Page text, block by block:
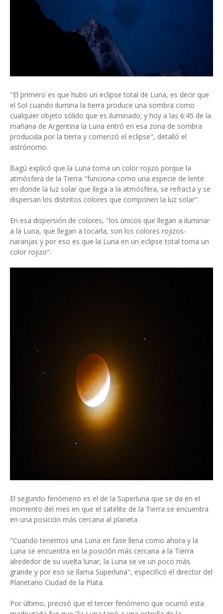
"El primero es que hubo un eclipse total de Luna, es decir que
el Sol cuando ilumina la tierra produce una sombra como
cualquier objeto sólido que es iluminado; y hoy a las 6:45 de la
mañana de Argentina la Luna entró en esa zona de sombra
producida por la tierra y comenzó el eclipse", detalló el
astrónomo.
Bagú explicó que la Luna toma un color rojizo porque la
atmósfera de la Tierra "funciona como una especie de lente
en donde la luz solar que llega a la atmósfera, se refracta y se
dispersan los distintos colores que componen la luz solar".
En esa dispersión de colores, "los únicos que llegan a iluminar
a la Luna, que llegan a tocarla, son los colores rojizos-
naranjas y por eso es que la Luna en un eclipse total toma un
color rojizo".
El segundo fenómeno es el de la Superluna que se da en el
momento del mes en que el satélite de la Tierra se encuentra
en una posición más cercana al planeta.
"Cuando tenemos una Luna en fase llena como ahora y la
Luna se encuentra en la posición más cercana a la Tierra
alrededor de su vuelta lunar, la Luna se ve un poco más
grande y por eso se llama Superluna", especificó el director del
Planetario Ciudad de la Plata.
Por último, precisó que el tercer fenómeno que ocurrió esta